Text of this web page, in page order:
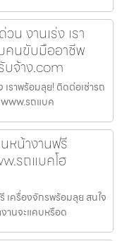
น งานเร่ง เรา
คนขับมืออาชีพ
บจ้าง.com
ราพร้อมลุย! ติดต่อเช่ารถ
รถแบค
หน้างานฟรี
รถแบคโฮ
เครื่องจักรพร้อมลุย สนใจ
านจะแคบหรือด